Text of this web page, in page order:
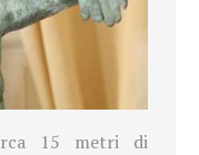
15 metri di